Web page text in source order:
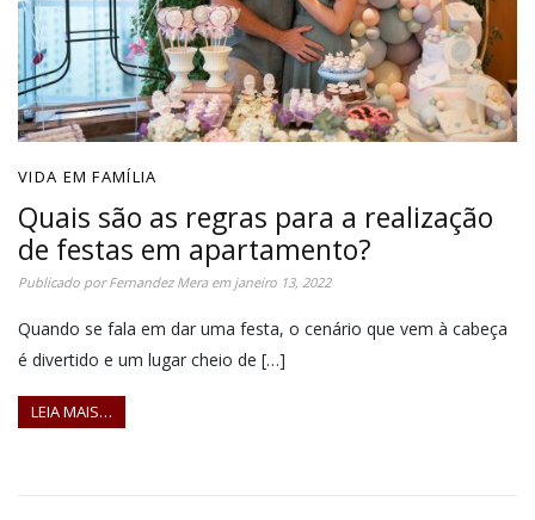
VIDA EM FAMÍLIA
Quais são as regras para a realização
de festas em apartamento?
Publicado porFernandez Meraem janeiro 13, 2022
Quando se fala em dar uma festa, o cenário que vem à cabeça
é divertido e um lugar cheio de […]
LEIA MAIS…